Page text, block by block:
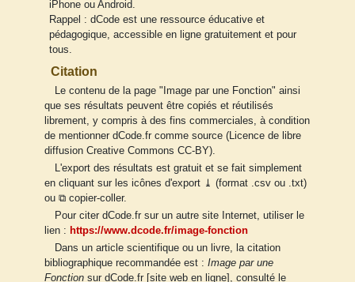
iPhone ou Android.
Rappel : dCode est une ressource éducative et
pédagogique, accessible en ligne gratuitement et pour
tous.
Citation
Le contenu de la page "Image par une Fonction" ainsi
que ses résultats peuvent être copiés et réutilisés
librement, y compris à des fins commerciales, à condition
de mentionner dCode.fr comme source (Licence de libre
diffusion Creative Commons CC-BY).
L'export des résultats est gratuit et se fait simplement
en cliquant sur les icônes d'export ⤓ (format .csv ou .txt)
ou ⧉ copier-coller.
Pour citer dCode.fr sur un autre site Internet, utiliser le
lien : https://www.dcode.fr/image-fonction
Dans un article scientifique ou un livre, la citation
bibliographique recommandée est : Image par une
Fonction sur dCode.fr [site web en ligne], consulté le